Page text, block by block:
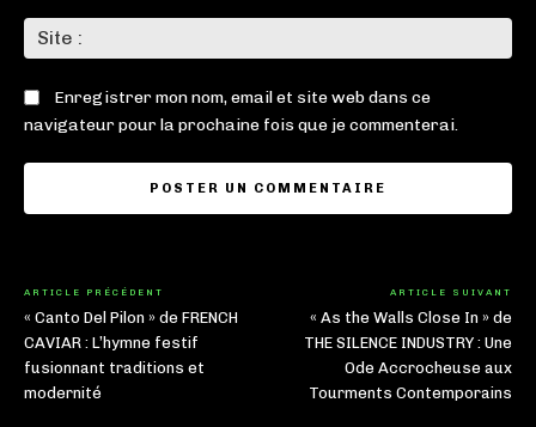
:
Enregistrer mon nom, email et site web dans ce
navigateur pour la prochaine fois que je commenterai.
ARTICLE PRÉCÉDENT
« Canto Del Pilon » de FRENCH
CAVIAR : L’hymne festif
fusionnant traditions et
modernité
ARTICLE SUIVANT
« As the Walls Close In » de
THE SILENCE INDUSTRY : Une
Ode Accrocheuse aux
Tourments Contemporains